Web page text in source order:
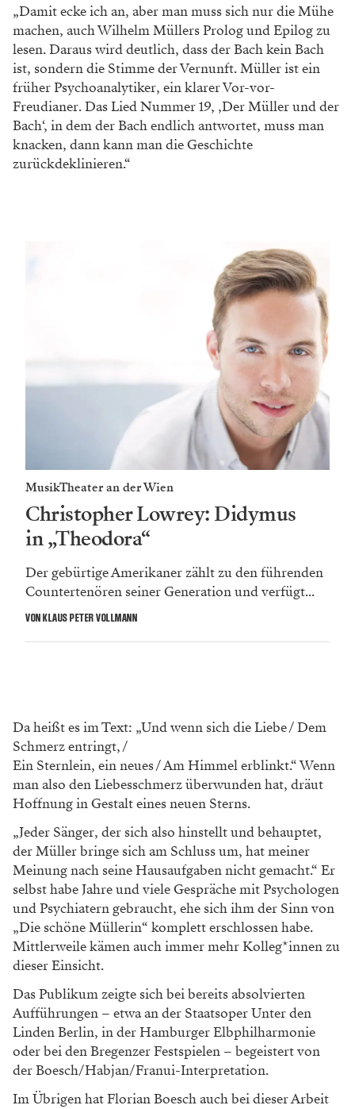
„Damit ecke ich an, aber man muss sich nur die Mühe
machen, auch Wilhelm Müllers Prolog und Epilog zu
lesen. Daraus wird deutlich, dass der Bach kein Bach
ist, sondern die Stimme der Vernunft. Müller ist ein
früher Psychoanalytiker, ein klarer Vor-vor-
Freudianer. Das Lied Nummer 19, ‚Der Müller und der
Bach‘, in dem der Bach endlich antwortet, muss man
knacken, dann kann man die Geschichte
zurückdeklinieren.“
MusikTheater an der Wien
Christopher Lowrey: Didymus
in „Theodora“
Der gebürtige Amerikaner zählt zu den führenden
Countertenören seiner Generation und verfügt...
VON KLAUS PETER VOLLMANN
Da heißt es im Text: „Und wenn sich die Liebe / Dem
Schmerz entringt, /
Ein Sternlein, ein neues / Am Himmel erblinkt.“ Wenn
man also den Liebesschmerz überwunden hat, dräut
Hoffnung in Gestalt eines neuen Sterns.
„Jeder Sänger, der sich also hinstellt und behauptet,
der Müller bringe sich am Schluss um, hat meiner
Meinung nach seine Hausaufgaben nicht gemacht.“ Er
selbst habe Jahre und viele Gespräche mit Psychologen
und Psychiatern gebraucht, ehe sich ihm der Sinn von
„Die schöne Müllerin“ komplett erschlossen habe.
Mittlerweile kämen auch immer mehr Kolleg*innen zu
dieser Einsicht.
Das Publikum zeigte sich bei bereits absolvierten
Aufführungen – etwa an der Staatsoper Unter den
Linden Berlin, in der Hamburger Elbphilharmonie
oder bei den Bregenzer Festspielen – begeistert von
der Boesch/Habjan/Franui-Interpretation.
Im Übrigen hat Florian Boesch auch bei dieser Arbeit